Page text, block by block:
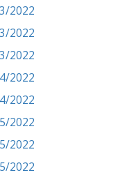
2022
2022
2022
2022
2022
2022
2022
2022